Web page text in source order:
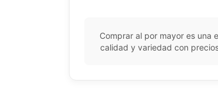
Comprar al por mayor es una
calidad y variedad con